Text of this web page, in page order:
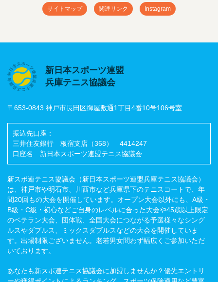
サイトマップ 関連リンク Instagram
新日本スポーツ連盟
兵庫テニス協議会
〒653-0843 神戸市長田区御屋敷通1丁目4番10号106号室
振込先口座：
三井住友銀行 板宿支店（368） 4414247
口座名 新日本スポーツ連盟テニス協議会
新スポ連テニス協議会（新日本スポーツ連盟兵庫テニス協議会）
は、神戸市や明石市、川西市など兵庫県下のテニスコートで、年
間20回もの大会を開催しています。オープン大会以外にも、A級・
B級・C級・初心などご自身のレベルに合った大会や45歳以上限定
のベテラン大会、団体戦、全国大会につながる予選様々なシング
ルスやダブルス、ミックスダブルスなどの大会を開催していま
す。出場制限ございません。老若男女問わず幅広くご参加いただ
いております。
あなたも新スポ連テニス協議会に加盟しませんか？優先エントリ